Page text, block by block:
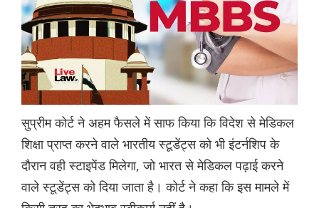
सुप्रीम कोर्ट ने अहम फैसले में साफ किया कि विदेश से मेडिकल
शिक्षा प्राप्त करने वाले भारतीय स्टूडेंट्स को भी इंटर्नशिप के
दौरान वही स्टाइपेंड मिलेगा, जो भारत से मेडिकल पढ़ाई करने
वाले स्टूडेंट्स को दिया जाता है। कोर्ट ने कहा कि इस मामले में